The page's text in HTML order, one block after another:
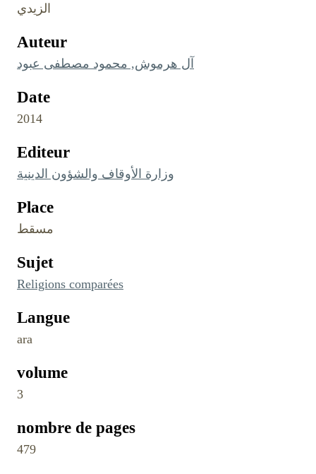
الزيدي
Auteur
آل هرموش, محمود مصطفى عبود
Date
2014
Editeur
وزارة الأوقاف والشؤون الدينية
Place
مسقط
Sujet
Religions comparées
Langue
ara
volume
3
nombre de pages
479